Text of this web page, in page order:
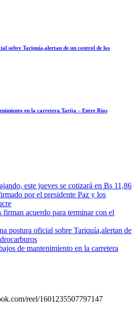
sobre Tariquía,alertan de un control de los
en la carretera Tarija – Entre Ríos
este jueves se cotizará en Bs 11,86
por el presidente Paz y los
firman acuerdo para terminar con el
postura oficial sobre Tariquía,alertan de
de mantenimiento en la carretera
reel/1601235507797147